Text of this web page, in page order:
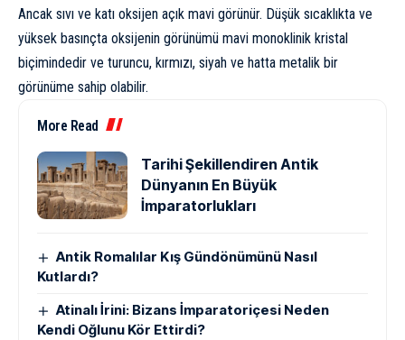
Ancak sıvı ve katı oksijen açık mavi görünür. Düşük sıcaklıkta ve
yüksek basınçta oksijenin görünümü mavi monoklinik kristal
biçimindedir ve turuncu, kırmızı, siyah ve hatta metalik bir
görünüme sahip olabilir.
More Read
Tarihi Şekillendiren Antik
Dünyanın En Büyük
İmparatorlukları
Antik Romalılar Kış Gündönümünü Nasıl
Kutlardı?
Atinalı İrini: Bizans İmparatoriçesi Neden
Kendi Oğlunu Kör Ettirdi?